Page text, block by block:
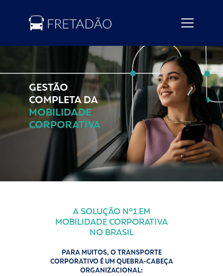
GESTÃO
COMPLETA DA
MOBILIDADE
CORPORATIVA
A SOLUÇÃO Nº1 EM
MOBILIDADE CORPORATIVA
NO BRASIL
PARA MUITOS, O TRANSPORTE
CORPORATIVO É UM QUEBRA-CABEÇA
ORGANIZACIONAL: